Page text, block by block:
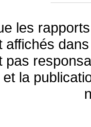
les
affichés
pas
la